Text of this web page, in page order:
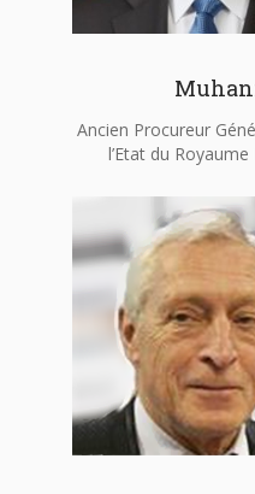
Ancien Procureur
l’Etat du